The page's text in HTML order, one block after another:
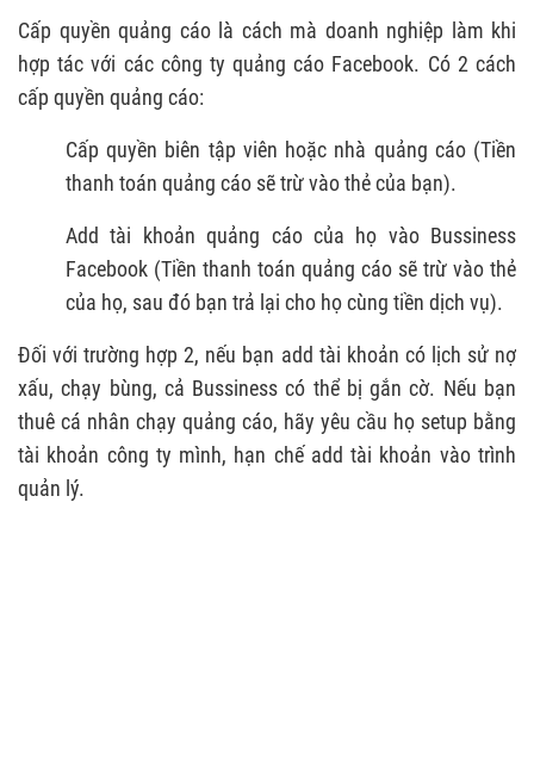
Cấp quyền quảng cáo là cách mà doanh nghiệp làm khi
hợp tác với các công ty quảng cáo Facebook. Có 2 cách
cấp quyền quảng cáo:
Cấp quyền biên tập viên hoặc nhà quảng cáo (Tiền
thanh toán quảng cáo sẽ trừ vào thẻ của bạn).
Add tài khoản quảng cáo của họ vào Bussiness
Facebook (Tiền thanh toán quảng cáo sẽ trừ vào thẻ
của họ, sau đó bạn trả lại cho họ cùng tiền dịch vụ).
Đối với trường hợp 2, nếu bạn add tài khoản có lịch sử nợ
xấu, chạy bùng, cả Bussiness có thể bị gắn cờ. Nếu bạn
thuê cá nhân chạy quảng cáo, hãy yêu cầu họ setup bằng
tài khoản công ty mình, hạn chế add tài khoản vào trình
quản lý.